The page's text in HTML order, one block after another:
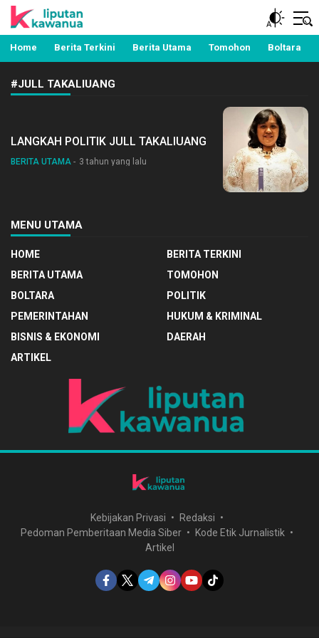
Liputan Kawanua
Berita Manado, Sulawesi Utara, Kawanua, Politik,
Pemerintahan, Hukum Kriminal dan Nasional
Home Berita Terkini Berita Utama Tomohon Boltara
#JULL TAKALIUANG
LANGKAH POLITIK JULL TAKALIUANG
BERITA UTAMA 3 tahun yang lalu
MENU UTAMA
HOME
BERITA TERKINI
BERITA UTAMA
TOMOHON
BOLTARA
POLITIK
PEMERINTAHAN
HUKUM & KRIMINAL
BISNIS & EKONOMI
DAERAH
ARTIKEL
Kebijakan Privasi
Redaksi
Pedoman Pemberitaan Media Siber
Kode Etik Jurnalistik
Artikel